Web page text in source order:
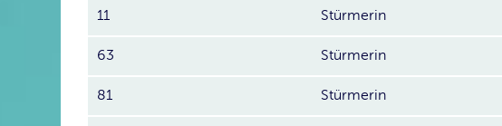
11 Stürmerin
63 Stürmerin
81 Stürmerin